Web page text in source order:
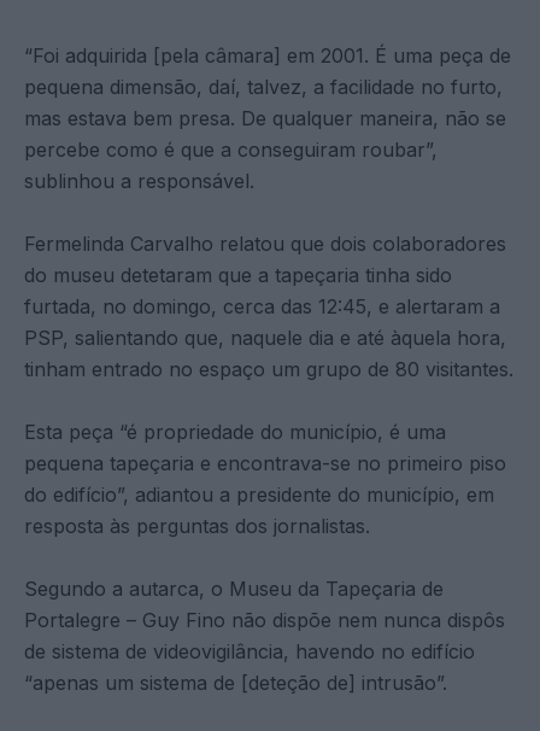
“Foi adquirida [pela câmara] em 2001. É uma peça de
pequena dimensão, daí, talvez, a facilidade no furto,
mas estava bem presa. De qualquer maneira, não se
percebe como é que a conseguiram roubar”,
sublinhou a responsável.
Fermelinda Carvalho relatou que dois colaboradores
do museu detetaram que a tapeçaria tinha sido
furtada, no domingo, cerca das 12:45, e alertaram a
PSP, salientando que, naquele dia e até àquela hora,
tinham entrado no espaço um grupo de 80 visitantes.
Esta peça “é propriedade do município, é uma
pequena tapeçaria e encontrava-se no primeiro piso
do edifício”, adiantou a presidente do município, em
resposta às perguntas dos jornalistas.
Segundo a autarca, o Museu da Tapeçaria de
Portalegre – Guy Fino não dispõe nem nunca dispôs
de sistema de videovigilância, havendo no edifício
“apenas um sistema de [deteção de] intrusão”.